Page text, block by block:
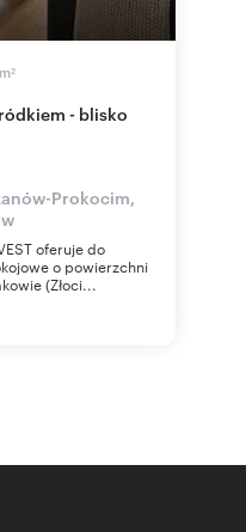
2
Prokocim,
oferuje do
o powierzchni
(Złoci...